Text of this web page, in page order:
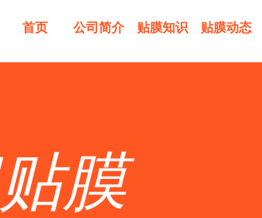
贴膜动态
贴膜知识
公司简介
首页
膜